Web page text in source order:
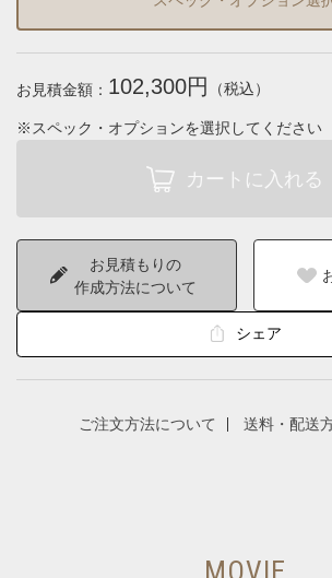
お見積金額： 102,300円 （税込）
※スペック・オプションを選択してください
お見積もりの
作成方法について
シェア
ご注文方法について 送料・配送